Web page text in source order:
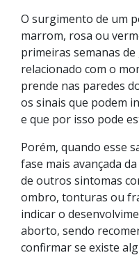
O surgimento de um
marrom, rosa ou
primeiras semanas
relacionado com o
prende nas paredes
os sinais que podem
e que por isso pode
Porém, quando esse
fase mais avançada
de outros sintomas
ombro, tonturas ou
indicar o
aborto, sendo
confirmar se existe